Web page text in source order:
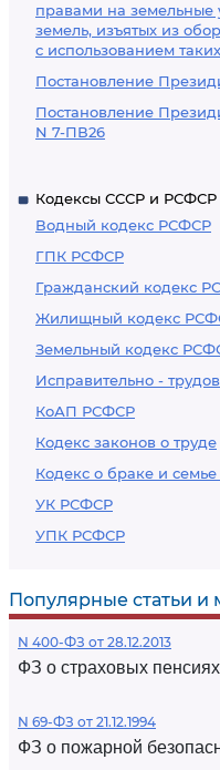
правами на земельные
земель, изъятых из
с использованием
Постановление
Постановление
N 7-ПВ26
Кодексы СССР и РСФСР
Водный кодекс РСФСР
ГПК РСФСР
Гражданский кодекс
Жилищный кодекс
Земельный кодекс
Исправительно -
КоАП РСФСР
Кодекс законов о труде
Кодекс о браке и
УК РСФСР
УПК РСФСР
Популярные статьи и
N 400-ФЗ от 28.12.2013
ФЗ о страховых пенсиях
N 69-ФЗ от 21.12.1994
ФЗ о пожарной